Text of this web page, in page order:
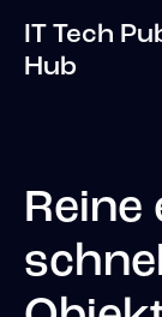
IT Tech
Hub
Reine